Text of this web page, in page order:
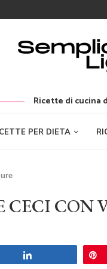
Ricette di cucina
PER DIETA
CECI CON